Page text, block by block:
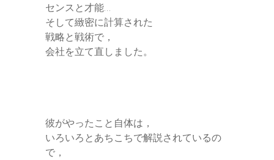
センスと才能…
そして緻密に計算された
戦略と戦術で，
会社を立て直しました。
彼がやったこと自体は，
いろいろとあちこちで解説されているの
で，